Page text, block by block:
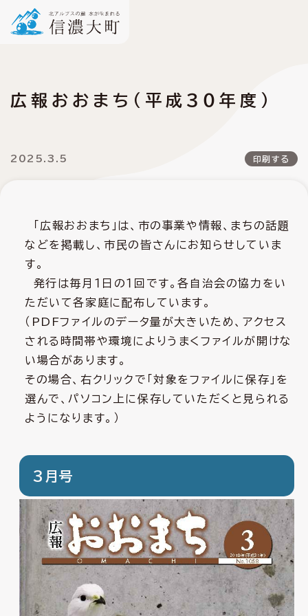
広報おおまち（平成３０年度）
2025.3.5 印刷する
「広報おおまち」は、市の事業や情報、まちの話題
などを掲載し、市民の皆さんにお知らせしていま
す。
発行は毎月１日の１回です。各自治会の協力をい
ただいて各家庭に配布しています。
（PDFファイルのデータ量が大きいため、アクセス
される時間帯や環境によりうまくファイルが開けな
い場合があります。
その場合、右クリックで「対象をファイルに保存」を
選んで、パソコン上に保存していただくと見られる
ようになります。）
3月号